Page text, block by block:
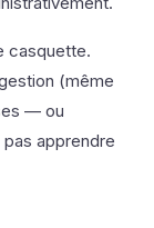
casquette.
(même
— ou
apprendre